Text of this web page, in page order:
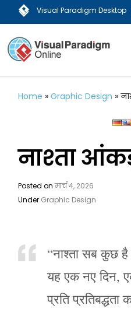
Visual Paradigm Desktop
Home »Graphic Design »
नाश्ता
Posted onमार्च 4, 2026
Under Graphic Design
“नाश्ता सब कुछ
यह एक नए दिन,
प्रति